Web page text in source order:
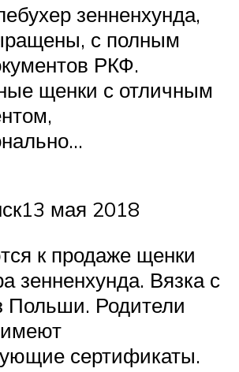
зенненхунда,
с полным
РКФ.
щенки с отличным
мая 2018
к продаже щенки
зенненхунда. Вязка с
Польши. Родители
сертификаты.